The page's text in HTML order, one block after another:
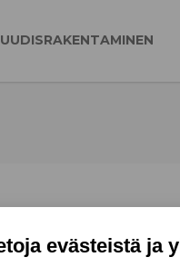
UUDISRAKENTAMINEN